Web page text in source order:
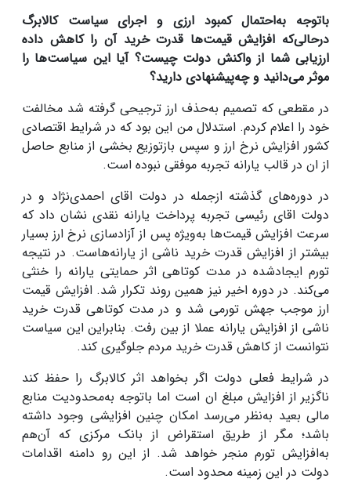
باتوجه به‌احتمال کمبود ارزی و اجرای سیاست کالابرگ
درحالی‌که افزایش قیمت‌ها قدرت خرید آن را کاهش داده
ارزیابی شما از واکنش دولت چیست؟ آیا این سیاست‌ها را
موثر می‌دانید و چه‌پیشنهادی دارید؟
در مقطعی که تصمیم به‌حذف ارز ترجیحی گرفته شد مخالفت
خود را اعلام کردم. استدلال من این بود که در شرایط اقتصادی
کشور افزایش نرخ ارز و سپس بازتوزیع بخشی از منابع حاصل
از ان در قالب یارانه تجربه موفقی نبوده است.
در دوره‌های گذشته ازجمله در دولت اقای احمدی‌نژاد و در
دولت اقای رئیسی تجربه پرداخت یارانه نقدی نشان داد که
سرعت افزایش قیمت‌ها به‌ویژه پس از آزادسازی نرخ ارز بسیار
بیشتر از افزایش قدرت خرید ناشی از یارانه‌هاست. در نتیجه
تورم ایجادشده در مدت کوتاهی اثر حمایتی یارانه را خنثی
می‌کند. در دوره اخیر نیز همین روند تکرار شد. افزایش قیمت
ارز موجب جهش تورمی شد و در مدت کوتاهی قدرت خرید
ناشی از افزایش یارانه عملا از بین رفت. بنابراین این سیاست
نتوانست از کاهش قدرت خرید مردم جلوگیری کند.
در شرایط فعلی دولت اگر بخواهد اثر کالابرگ را حفظ کند
ناگزیر از افزایش مبلغ ان است اما باتوجه به‌محدودیت منابع
مالی بعید به‌نظر می‌رسد امکان چنین افزایشی وجود داشته
باشد؛ مگر از طریق استقراض از بانک مرکزی که آن‌هم
به‌افزایش تورم منجر خواهد شد. از این رو دامنه اقدامات
دولت در این زمینه محدود است.